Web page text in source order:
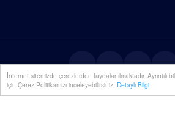
İnternet sitemizde çerezlerden faydalanılmaktadır. Ayrıntılı
için Çerez Politikamızı inceleyebilirsiniz. Detaylı Bilgi
2025 ATİK ELEKTRONİK TÜM